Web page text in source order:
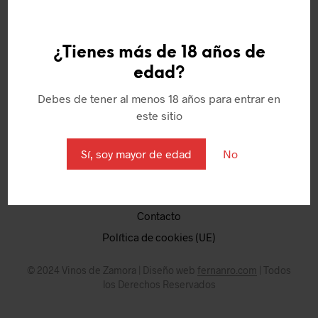
¿Tienes más de 18 años de
edad?
Debes de tener al menos 18 años para entrar en
este sitio
Sí, soy mayor de edad No
Política de Cookies
Términos y condiciones
Puntos
Contacto
Política de cookies (UE)
© 2024 Vinos de Zamora | Diseño web fernanro.com
| Todos
los Derechos Reservados